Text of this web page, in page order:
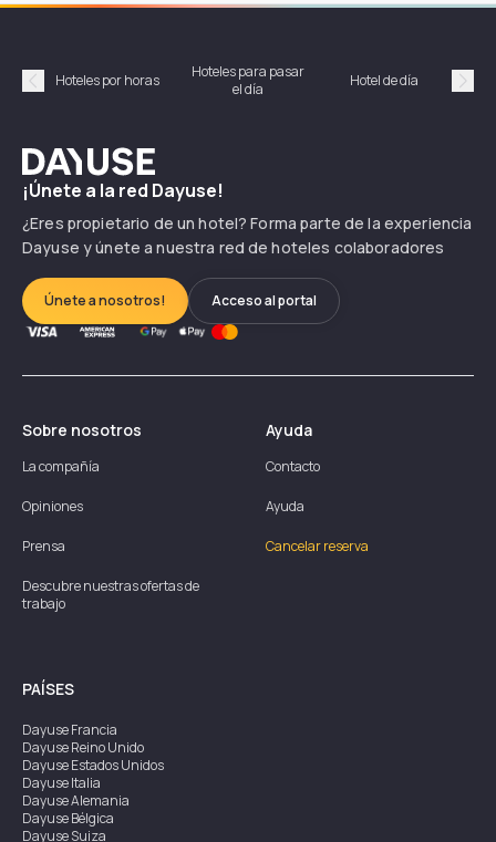
Précédent
Hoteles por horas
Hoteles para pasar
el día
Hotel de día
Dayuse
¡Únete a la red Dayuse!
¿Eres propietario de un hotel? Forma parte de la experiencia
Dayuse y únete a nuestra red de hoteles colaboradores
Únete a nosotros! Acceso al portal
Sobre nosotros
La compañía
Opiniones
Prensa
Descubre nuestras ofertas de
trabajo
Ayuda
Contacto
Ayuda
Cancelar reserva
PAÍSES
DayuseFrancia
DayuseReino Unido
DayuseEstados Unidos
DayuseItalia
DayuseAlemania
DayuseBélgica
DayuseSuiza